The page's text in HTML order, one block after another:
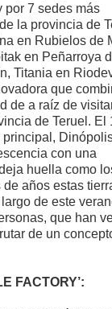
por 7 sedes más
la provincia de
en Rubielos de
en Peñarroya
Titania en
que
de a raíz de
de Teruel. El
principal,
con una
huella como
años estas
de este
que han
de un
FACTORY’: